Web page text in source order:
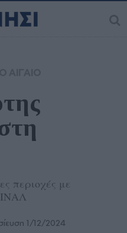
περιοχές με
1/12/2024